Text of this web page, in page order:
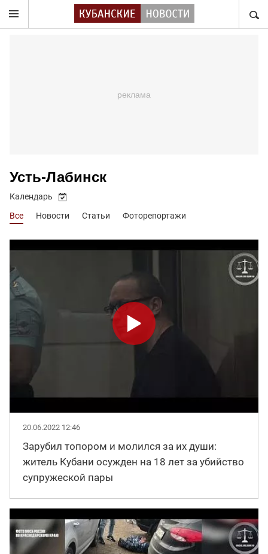
Усть-Лабинск
Все Новости Статьи Фоторепортажи
Календарь
20.06.2022 12:46
Зарубил топором и молился за их души:
житель Кубани осужден на 18 лет за убийство
супружеской пары